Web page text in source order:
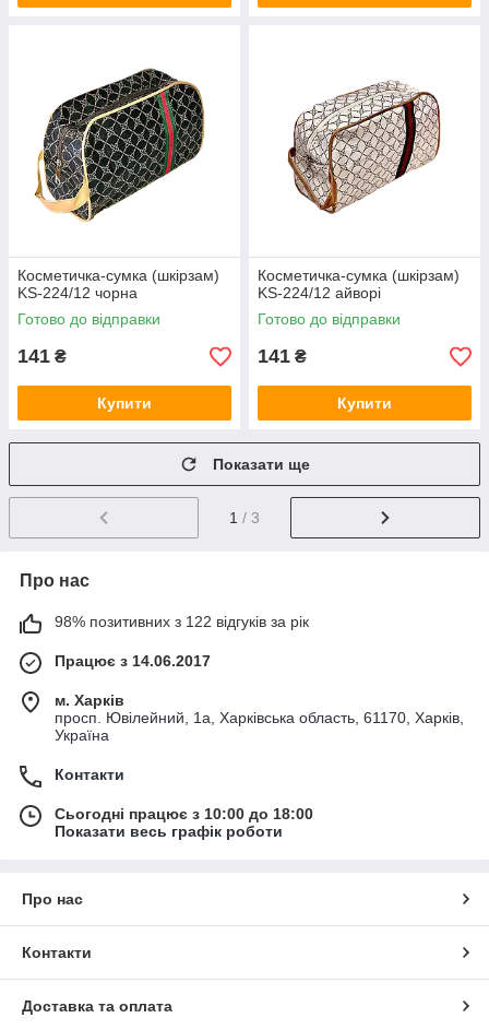
Косметичка-сумка (шкірзам)
KS-224/12 чорна
Готово до відправки
141 ₴
Купити
Косметичка-сумка (шкірзам)
KS-224/12 айворі
Готово до відправки
141 ₴
Купити
Показати ще
1 / 3
Про нас
98% позитивних з 122 відгуків за рік
Працює з 14.06.2017
м. Харків
просп. Ювілейний, 1а, Харківська область, 61170, Харків,
Україна
Контакти
Сьогодні працює з 10:00 до 18:00
Показати весь графік роботи
Про нас
Контакти
Доставка та оплата